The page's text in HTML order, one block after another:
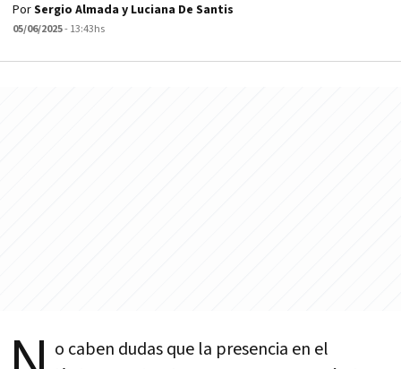
PorSergio Almada y Luciana De Santis
05/06/2025- 13:43hs
o caben dudas que la presencia en el